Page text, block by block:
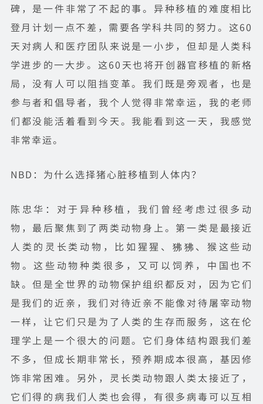
碑，是一件非常了不起的事。异种移植的难度相比
登月计划一点不差，需要各学科共同的努力。这60
天对病人和医疗团队来说是一小步，但却是人类科
学进步的一大步。这60天也将开创器官移植的新格
局，没有人可以阻挡变革。我们既是旁观者，也是
参与者和倡导者，我个人觉得非常幸运，我的老师
们都没能活着看到今天。我能看到这一天，我感觉
非常幸运。
NBD：为什么选择猪心脏移植到人体内？
陈忠华：对于异种移植，我们曾经考虑过很多动
物，最后聚焦到了两类动物身上。第一类是最接近
人类的灵长类动物，比如猩猩、狒狒、猴这些动
物。这些动物种类很多，又可以饲养，中国也不
缺。但是全世界的动物保护组织都反对，因为它们
是我们的近亲，我们对待近亲不能像对待屠宰动物
一样，让它们只是为了人类的生存而服务，这在伦
理学上是一个很大的问题。它们身体结构跟我们差
不多，但成长期非常长，预养期成本很高，基因修
饰非常困难。另外，灵长类动物跟人类太接近了，
它们得的病我们人类也会得，有很多病毒可以互相